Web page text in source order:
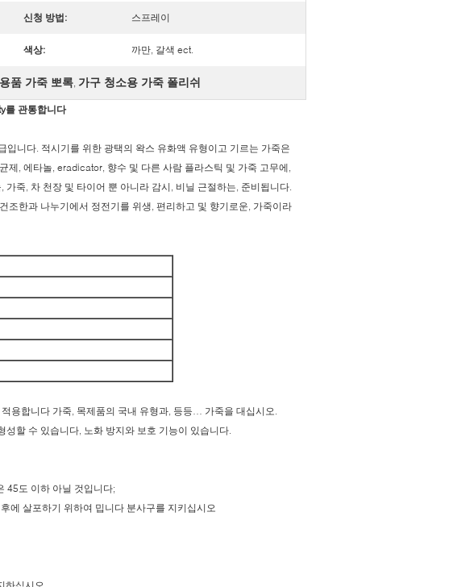
신청 방법: 스프레이
색상: 까만, 갈색 ect.
품 가죽 뽀록, 가구 청소용 가죽 폴리쉬
를 관통합니다
니다. 적시기를 위한 광택의 왁스 유화액 유형이고 기르는 가죽은
제, 에타놀, eradicator, 향수 및 다른 사람 플라스틱 및 가죽 고무에,
죽, 차 천장 및 타이어 뿐 아니라 감시, 비닐 근절하는, 준비됩니다.
조한과 나누기에서 정전기를 위생, 편리하고 및 향기로운, 가죽이라
용합니다 가죽, 목제품의 국내 유형과, 등등… 가죽을 대십시오.
할 수 있습니다, 노화 방지와 보호 기능이 있습니다.
45도 이하 아닐 것입니다;
에 살포하기 위하여 밉니다 분사구를 지키십시오